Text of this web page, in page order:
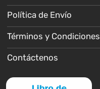
Política de Envío
Términos y Condiciones
Contáctenos